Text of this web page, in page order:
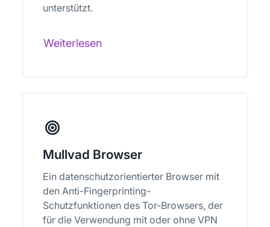
unterstützt.
Weiterlesen
Mullvad Browser
Ein datenschutzorientierter Browser mit
den Anti-Fingerprinting-
Schutzfunktionen des Tor-Browsers, der
für die Verwendung mit oder ohne VPN